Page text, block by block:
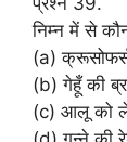
निम्न में से
(a) क्रूसोफर्स
(b) गेहूँ की
(c) आलू को